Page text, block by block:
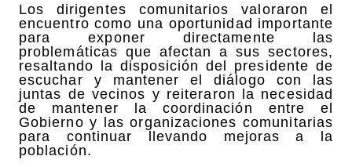
Los dirigentes comunitarios valoraron el
encuentro como una oportunidad importante
para exponer directamente las
problemáticas que afectan a sus sectores,
resaltando la disposición del presidente de
escuchar y mantener el diálogo con las
juntas de vecinos y reiteraron la necesidad
de mantener la coordinación entre el
Gobierno y las organizaciones comunitarias
para continuar llevando mejoras a la
población.